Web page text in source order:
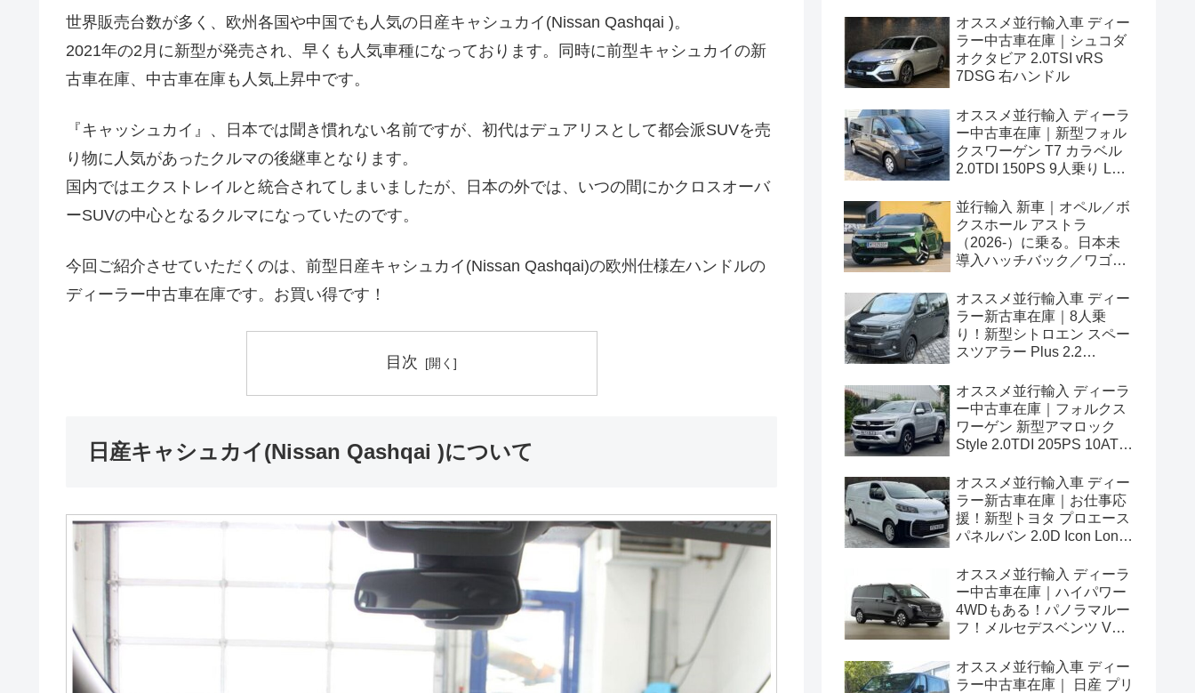
世界販売台数が多く、欧州各国や中国でも人気の日産キャシュカイ(Nissan Qashqai )。
2021年の2月に新型が発売され、早くも人気車種になっております。同時に前型キャシュカイの新
古車在庫、中古車在庫も人気上昇中です。
『キャッシュカイ』、日本では聞き慣れない名前ですが、初代はデュアリスとして都会派SUVを売
り物に人気があったクルマの後継車となります。
国内ではエクストレイルと統合されてしまいましたが、日本の外では、いつの間にかクロスオーバ
ーSUVの中心となるクルマになっていたのです。
今回ご紹介させていただくのは、前型日産キャシュカイ(Nissan Qashqai)の欧州仕様左ハンドルの
ディーラー中古車在庫です。お買い得です！
目次
日産キャシュカイ(Nissan Qashqai )について
オススメ並行輸入車 ディー
ラー中古車在庫｜シュコダ
オクタビア 2.0TSI vRS
7DSG 右ハンドル
オススメ並行輸入 ディーラ
ー中古車在庫｜新型フォル
クスワーゲン T7 カラベル
2.0TDI 150PS 9人乗り LWB
並行輸入 新車｜オペル／ボ
クスホール アストラ
（2026-）に乗る。日本未
導入ハッチバック／ワゴン
情報。
オススメ並行輸入車 ディー
ラー新古車在庫｜8人乗
り！新型シトロエン スペー
スツアラー Plus 2.2
ドル
オススメ並行輸入 ディーラ
ー中古車在庫｜フォルクス
ワーゲン 新型アマロック
Style 2.0TDI 205PS 10AT
オススメ並行輸入車 ディー
ラー新古車在庫｜お仕事応
援！新型トヨタ プロエース
パネルバン 2.0D Icon Long
オススメ並行輸入 ディーラ
ー中古車在庫｜ハイパワー
4WDもある！パノラマルー
フ！メルセデスベンツ Vク
ロング 4Matic 9G-Tronic 左
ハンドル
オススメ並行輸入車 ディー
ラー中古車在庫｜ 日産 プリ